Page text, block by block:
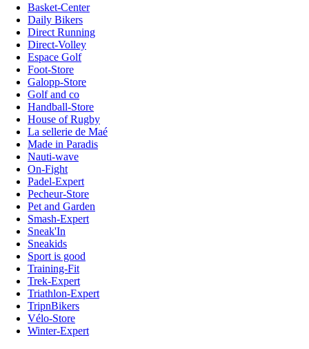
Basket-Center
Daily Bikers
Direct Running
Direct-Volley
Espace Golf
Foot-Store
Galopp-Store
Golf and co
Handball-Store
House of Rugby
La sellerie de Maé
Made in Paradis
Nauti-wave
On-Fight
Padel-Expert
Pecheur-Store
Pet and Garden
Smash-Expert
Sneak'In
Sneakids
Sport is good
Training-Fit
Trek-Expert
Triathlon-Expert
TripnBikers
Vélo-Store
Winter-Expert